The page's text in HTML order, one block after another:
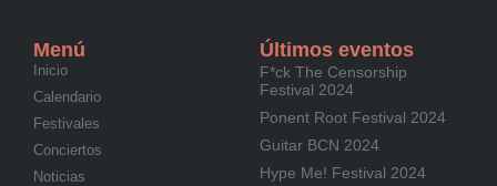
Menú
Inicio
Calendario
Festivales
Conciertos
Noticias
Últimos eventos
F*ck The Censorship
Festival 2024
Ponent Root Festival 2024
Guitar BCN 2024
Hype Me! Festival 2024